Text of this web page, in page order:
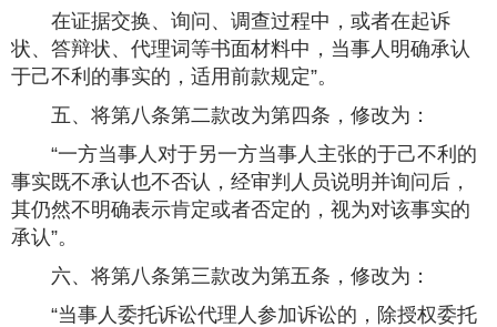
在证据交换、询问、调查过程中，或者在起诉
状、答辩状、代理词等书面材料中，当事人明确承认
于己不利的事实的，适用前款规定”。
五、将第八条第二款改为第四条，修改为：
“一方当事人对于另一方当事人主张的于己不利的
事实既不承认也不否认，经审判人员说明并询问后，
其仍然不明确表示肯定或者否定的，视为对该事实的
承认”。
六、将第八条第三款改为第五条，修改为：
“当事人委托诉讼代理人参加诉讼的，除授权委托